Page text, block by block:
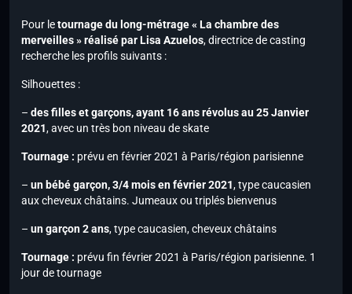
Pour letournage du long-métrage « La chambre des
merveilles » réalisé par Lisa Azuelos, directrice de casting
recherche les profils suivants :
Silhouettes :
– des filles et garçons, ayant 16 ans révolus au 25 Janvier
2021, avec un très bon niveau de skate
Tournage : prévu en février 2021 à Paris/région parisienne
– un bébé garçon, 3/4 mois en février 2021, type caucasien
aux cheveux châtains. Jumeaux ou triplés bienvenus
– un garçon 2 ans, type caucasien, cheveux châtains
Tournage : prévu fin février 2021 à Paris/région parisienne. 1
jour de tournage